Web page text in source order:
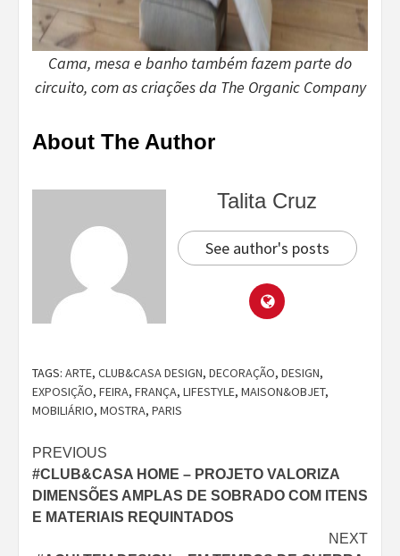
Cama, mesa e banho também fazem parte do
circuito, com as criações da The Organic Company
About The Author
Talita Cruz
See author's posts
TAGS: ARTE, CLUB&CASA DESIGN, DECORAÇÃO, DESIGN,
EXPOSIÇÃO, FEIRA, FRANÇA, LIFESTYLE, MAISON&OBJET,
MOBILIÁRIO, MOSTRA, PARIS
Continue
Reading
PREVIOUS
#CLUB&CASA HOME – PROJETO VALORIZA
DIMENSÕES AMPLAS DE SOBRADO COM ITENS
E MATERIAIS REQUINTADOS
NEXT